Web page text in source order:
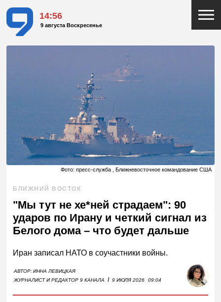
14:56
9 августа Воскресенье
Фото: пресс-служба , Ближневосточное командование США
БЛИЖНИЙ ВОСТОК
"Мы тут не хе*ней страдаем": 90
ударов по Ирану и четкий сигнал из
Белого дома – что будет дальше
Иран записал НАТО в соучастники войны.
АВТОР:ИННА ЛЕВИЦКАЯ
ЖУРНАЛИСТ И РЕДАКТОР 9 КАНАЛА
I 9 ИЮЛЯ 2026 09:04